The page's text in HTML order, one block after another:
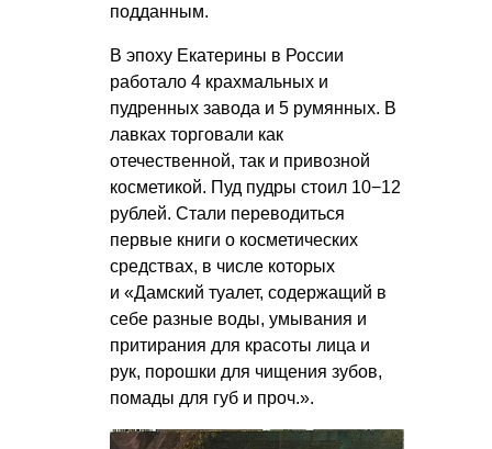
подданным.
В эпоху Екатерины в России
работало 4 крахмальных и
пудренных завода и 5 румянных. В
лавках торговали как
отечественной, так и привозной
косметикой. Пуд пудры стоил 10−12
рублей. Стали переводиться
первые книги о косметических
средствах, в числе которых
и «Дамский туалет, содержащий в
себе разные воды, умывания и
притирания для красоты лица и
рук, порошки для чищения зубов,
помады для губ и проч.».